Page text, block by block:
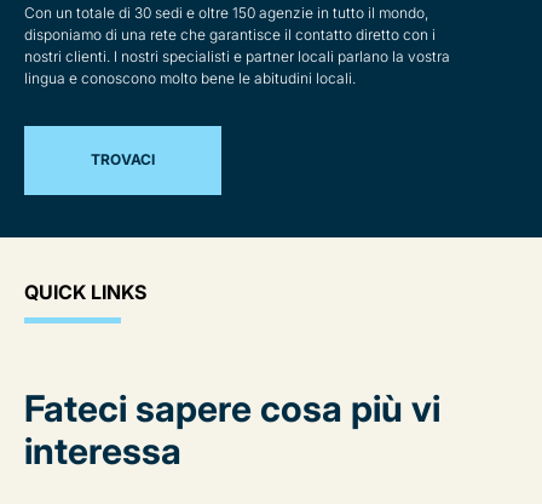
Con un totale di 30 sedi e oltre 150 agenzie in tutto il mondo,
disponiamo di una rete che garantisce il contatto diretto con i
nostri clienti. I nostri specialisti e partner locali parlano la vostra
lingua e conoscono molto bene le abitudini locali.
TROVACI
QUICK LINKS
Fateci sapere cosa più vi
interessa